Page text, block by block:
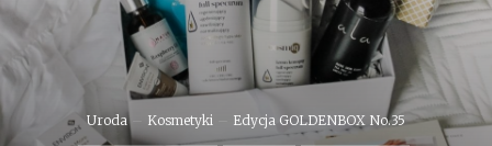
Uroda Kosmetyki Edycja GOLDENBOX No.35